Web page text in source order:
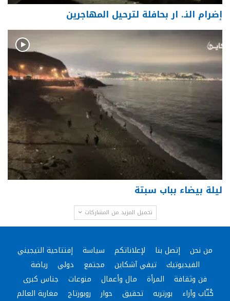
إضرام النـ. ار بحافلة لترحيل المهاجرين
ليلة بيضاء بباب سبتة
تحميل المزيد من المشاركات
من نحن إتصل بنا لإعلاناتكم سياسة
إفتتاحية التيجيني
الفيديوتيك
تيفي آشكاين مجتمع دولي
رياضة
فن وثقافة
المرأة مال وأعمال منوعات
جناس كبرى
كُتّاب وآراء
بورتريه تحقيق حوار روبورتاج مغاربة العالم